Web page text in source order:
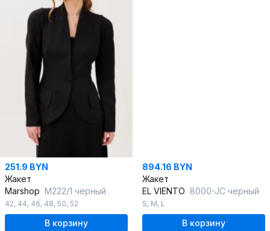
251.9 BYN
Жакет
Marshop М222/1 черный
42, 44, 46, 48, 50, 52
В корзину
894.16 BYN
Жакет
EL VIENTO 8000-JC черный
S, M, L
В корзину